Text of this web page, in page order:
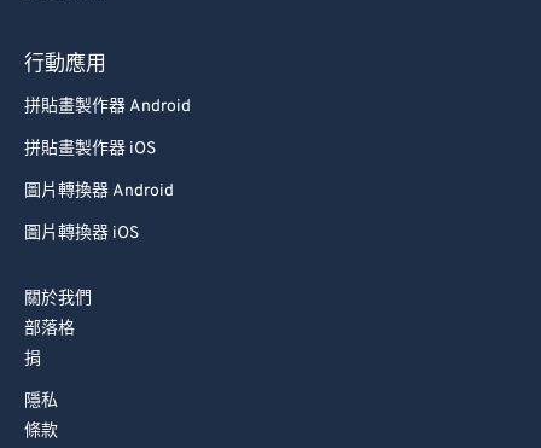
行動應用
拼貼畫製作器 Android
拼貼畫製作器 iOS
圖片轉換器 Android
圖片轉換器 iOS
關於我們
部落格
捐
隱私
條款